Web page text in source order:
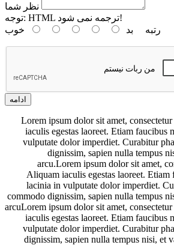
نظر شما
توجه:
HTML ترجمه نمی شود!
رتبه بد خوب
ادامه
Lorem ipsum dolor sit amet,
iaculis egestas laoreet. Etiam faucibus
vulputate dolor imperdiet. Curabitur
dignissim, sapien nulla tempus
arcu.Lorem ipsum dolor sit amet,
Aliquam iaculis egestas laoreet. Etiam
lacinia in vulputate dolor imperdiet.
commodo dignissim, sapien nulla tempus
arcuLorem ipsum dolor sit amet,
iaculis egestas laoreet. Etiam faucibus
vulputate dolor imperdiet. Curabitur
dignissim, sapien nulla tempus nisi, et